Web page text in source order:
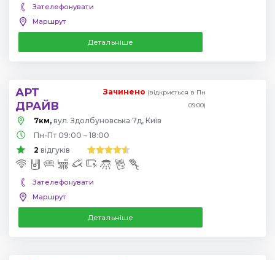
Зателефонувати
Маршрут
Детальніше
АРТ
ДРАЙВ
Зачинено (відкриється в Пн
09:00)
7км, вул. Здолбуновська 7д, Київ
Пн-Пт 09:00 – 18:00
2 відгуків
Зателефонувати
Маршрут
Детальніше